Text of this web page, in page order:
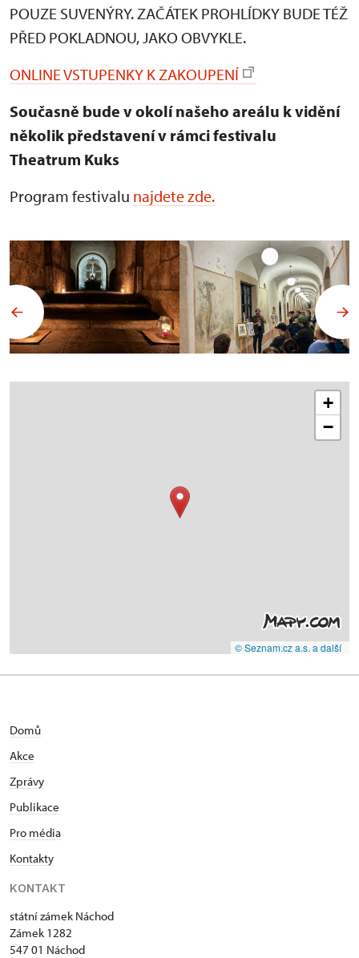
POUZE SUVENÝRY. ZAČÁTEK PROHLÍDKY BUDE TÉŽ
PŘED POKLADNOU, JAKO OBVYKLE.
ONLINE VSTUPENKY K ZAKOUPENÍ
Současně bude v okolí našeho areálu k vidění
několik představení v rámci festivalu
Theatrum Kuks
Program festivalu najdete zde.
+
−
© Seznam.cz a.s. a další
Domů
Akce
Zprávy
Publikace
Pro média
Kontakty
KONTAKT
státní zámek Náchod
Zámek 1282
547 01 Náchod